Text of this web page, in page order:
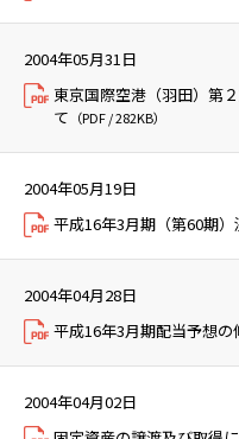
2004年05月31日
東京国際空港（羽田）第
て （PDF / 282KB）
2004年05月19日
平成16年3月期（第60期
2004年04月28日
平成16年3月期配当予想
2004年04月02日